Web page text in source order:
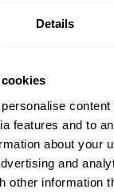
Details
content
features and to
about your
and
other information
och returnerar